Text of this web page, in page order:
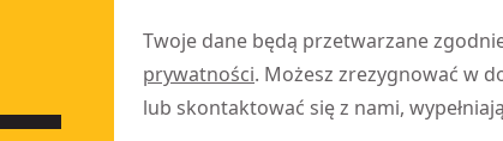
Twoje dane będą przetwarzane
prywatności. Możesz zrezygnować w
lub skontaktować się z nami,